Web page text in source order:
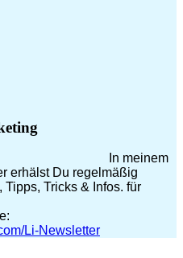
In meinem
erhälst Du regelmäßig
Tricks & Infos. für
Li-Newsletter